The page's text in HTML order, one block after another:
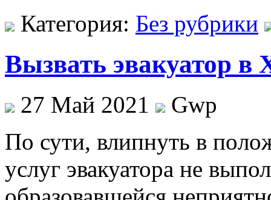
Категория: Без рубрики
Вызвать эвакуатор в
27 Май 2021
Gwp
Пo сути, влипнуть в
услуг эвакуатора не